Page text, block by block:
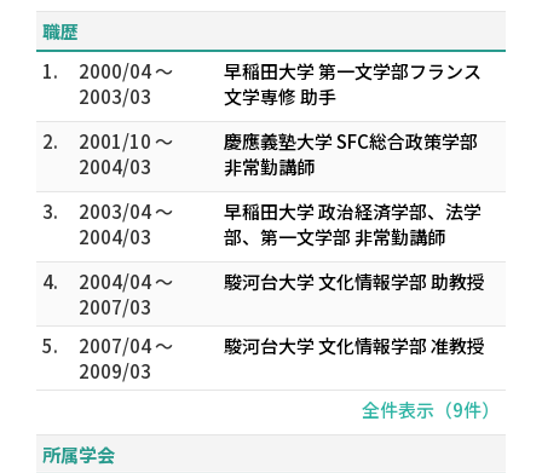
職歴
1.
2000/04 ～
2003/03
早稲田大学 第一文学部フランス
文学専修 助手
2.
2001/10 ～
2004/03
慶應義塾大学 SFC総合政策学部
非常勤講師
3.
2003/04 ～
2004/03
早稲田大学 政治経済学部、法学
部、第一文学部 非常勤講師
4.
2004/04 ～
2007/03
駿河台大学 文化情報学部 助教授
5.
2007/04 ～
2009/03
駿河台大学 文化情報学部 准教授
全件表示（9件）
所属学会